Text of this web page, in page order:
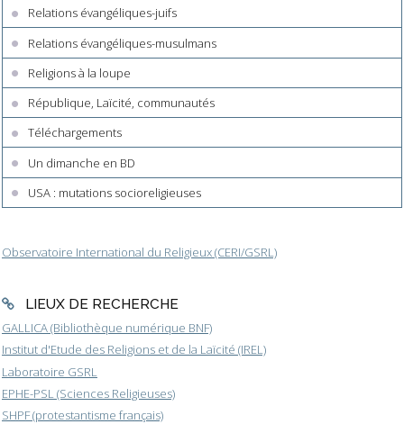
Relations évangéliques-juifs
Relations évangéliques-musulmans
Religions à la loupe
République, Laïcité, communautés
Téléchargements
Un dimanche en BD
USA : mutations socioreligieuses
Observatoire International du Religieux (CERI/GSRL)
LIEUX DE RECHERCHE
GALLICA (Bibliothèque numérique BNF)
Institut d'Etude des Religions et de la Laïcité (IREL)
Laboratoire GSRL
EPHE-PSL (Sciences Religieuses)
SHPF (protestantisme français)